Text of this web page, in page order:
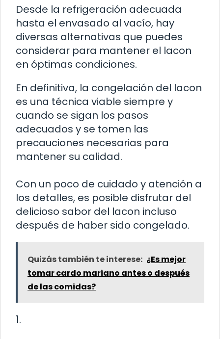
Desde la refrigeración adecuada
hasta el envasado al vacío, hay
diversas alternativas que puedes
considerar para mantener el lacon
en óptimas condiciones.
En definitiva, la congelación del lacon
es una técnica viable siempre y
cuando se sigan los pasos
adecuados y se tomen las
precauciones necesarias para
mantener su calidad.
Con un poco de cuidado y atención a
los detalles, es posible disfrutar del
delicioso sabor del lacon incluso
después de haber sido congelado.
Quizás también te interese: ¿Es mejor
tomar cardo mariano antes o después
de las comidas?
1.